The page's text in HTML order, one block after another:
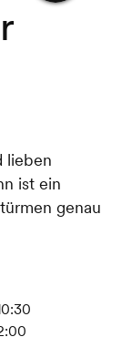
lieben
ist ein
genau